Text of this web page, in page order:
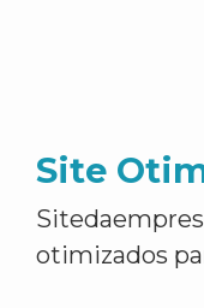
Site
otimizados